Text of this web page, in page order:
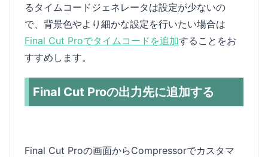
るタイムコードジェネレータは設定が少ないの
で、背景色やより細かな設定を行いたい場合は
Final Cut Proでタイムコードを追加することをお
すすめします。
Final Cut Proの出力先に追加する
Final Cut Proの画面からCompressorでカスタマ